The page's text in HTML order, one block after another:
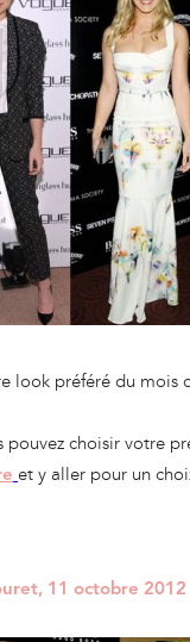
look préféré du mois
pouvez choisir votre
et y aller pour un
11 octobre 2012